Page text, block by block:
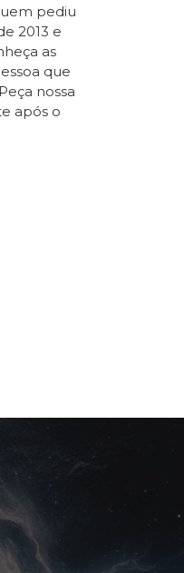
pediu
2013 e
as
que
nossa
após o